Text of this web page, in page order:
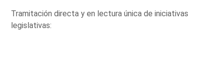
Tramitación directa y en lectura única de iniciativas
legislativas: